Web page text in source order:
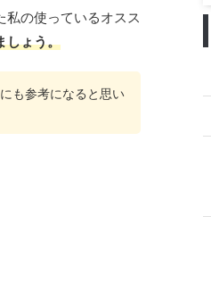
の使っているオスス
しょう。
も参考になると思い